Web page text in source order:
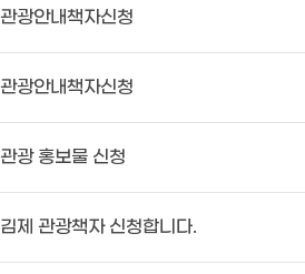
관광안내책자신청
관광안내책자신청
관광 홍보물 신청
김제 관광책자 신청합니다.